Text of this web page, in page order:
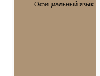
Официальный язык